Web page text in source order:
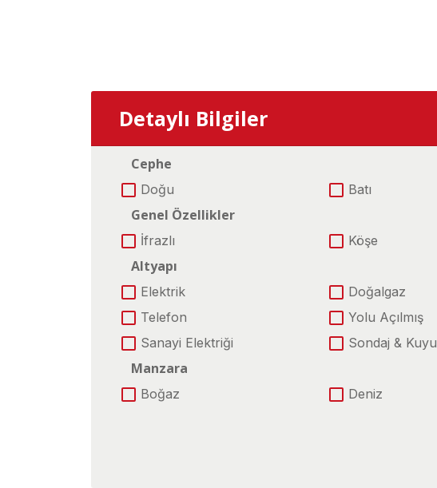
Detaylı Bilgiler
Cephe
Doğu Batı
Genel Özellikler
İfrazlı Köşe
Altyapı
Elektrik Doğalgaz
Telefon
Yolu Açılmış
Sanayi Elektriği
Sondaj & Kuyu
Manzara
Boğaz Deniz